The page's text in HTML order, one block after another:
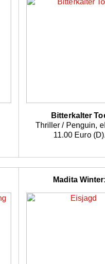
Bitterkalter
Thriller / Penguin,
11.00 Euro
Madita